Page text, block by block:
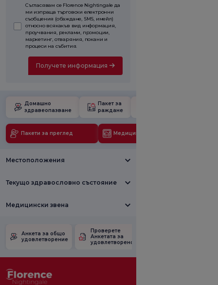
Съгласявам се Florence Nightingale да
ми изпраща търговски електронни
съобщения (обаждане, SMS, имейл)
относно всякакъв вид информация,
проучвания, реклами, промоции,
маркетинг, отваряния, покани и
процеси на събития.
Получете информация
Домашно
здравеопазване
Пакет за
раждане
Пакети за преглед Медицински технологии
Местоположения
Текущо здравословно състояние
Медицински звена
Анкета за общо
удовлетворение
Проверете
Анкетата за
удовлетвореност.